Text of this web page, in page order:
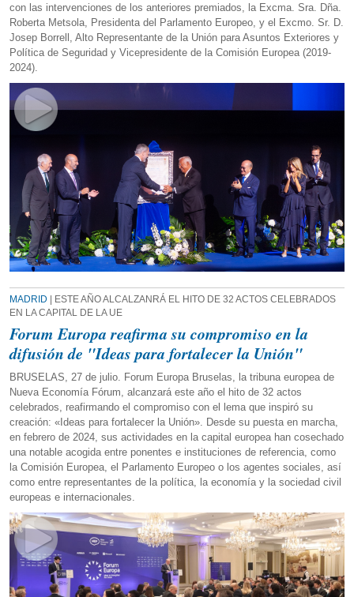
con las intervenciones de los anteriores premiados, la Excma. Sra. Dña.
Roberta Metsola, Presidenta del Parlamento Europeo, y el Excmo. Sr. D.
Josep Borrell, Alto Representante de la Unión para Asuntos Exteriores y
Política de Seguridad y Vicepresidente de la Comisión Europea (2019-
2024).
MADRID | ESTE AÑO ALCALZANRÁ EL HITO DE 32 ACTOS CELEBRADOS
EN LA CAPITAL DE LA UE
Forum Europa reafirma su compromiso en la
difusión de "Ideas para fortalecer la Unión"
BRUSELAS, 27 de julio. Forum Europa Bruselas, la tribuna europea de
Nueva Economía Fórum, alcanzará este año el hito de 32 actos
celebrados, reafirmando el compromiso con el lema que inspiró su
creación: «Ideas para fortalecer la Unión». Desde su puesta en marcha,
en febrero de 2024, sus actividades en la capital europea han cosechado
una notable acogida entre ponentes e instituciones de referencia, como
la Comisión Europea, el Parlamento Europeo o los agentes sociales, así
como entre representantes de la política, la economía y la sociedad civil
europeas e internacionales.